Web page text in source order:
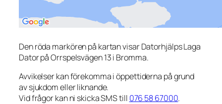
Den röda markören på kartan visar Datorhjälps Laga
Dator på Orrspelsvägen 13 i Bromma.
Avvikelser kan förekomma i öppettiderna på grund
av sjukdom eller liknande.
Vid frågor kan ni skicka SMS till 076 58 67000.